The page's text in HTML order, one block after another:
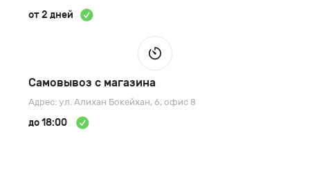
от 2 дней
Самовывоз с магазина
Адрес: ул. Алихан Бокейхан, 6, офис 8
до 18:00